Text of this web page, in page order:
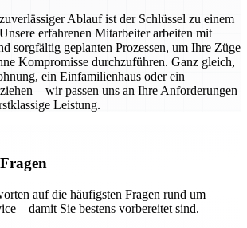
Ablauf ist der Schlüssel zu einem
erfahrenen Mitarbeiter arbeiten mit
sorgfältig geplanten Prozessen, um Ihre Züge
Kompromisse durchzuführen. Ganz gleich,
ein Einfamilienhaus oder ein
– wir passen uns an Ihre Anforderungen
Leistung.
auf die häufigsten Fragen rund um
– damit Sie bestens vorbereitet sind.